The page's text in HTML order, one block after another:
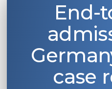
End-
case